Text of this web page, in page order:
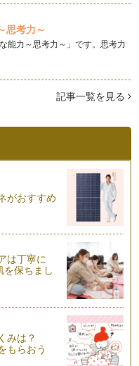
風もだんだん冷たくな
あります。 前回に引き
があります。 その精油
＆ハーブのバスフィズ作
常に戻りつつある我が
なさんも夏を満喫されて
飲まれますか？ ハーブ
暑い日がまぶしく蒸し暑
思考力～
能力～思考力～」です。思考力
記事一覧を見る
がおすすめ
は丁寧に
を保ちまし
みは？
もらおう